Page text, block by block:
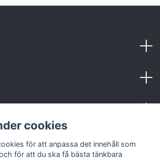
cookies
för att anpassa det innehåll som
för att du ska få bästa tänkbara